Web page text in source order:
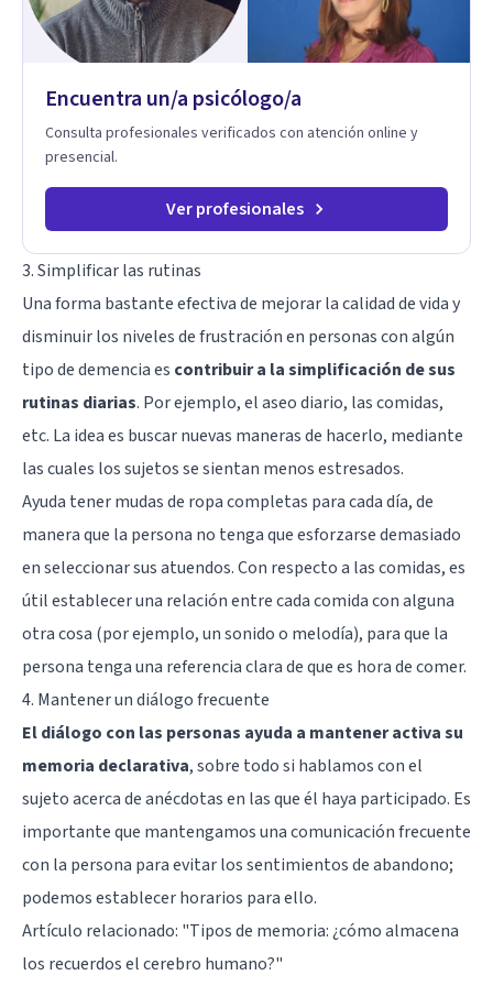
aplicables, con el propósito de impulsar un bienestar integral.
Encuentra un/a psicólogo/a
Consulta profesionales verificados con atención online y
presencial.
Ver profesionales
3. Simplificar las rutinas
Una forma bastante efectiva de mejorar la calidad de vida y
disminuir los niveles de frustración en personas con algún
tipo de demencia es contribuir a la simplificación de sus
rutinas diarias. Por ejemplo, el aseo diario, las comidas,
etc. La idea es buscar nuevas maneras de hacerlo, mediante
las cuales los sujetos se sientan menos estresados.
Ayuda tener mudas de ropa completas para cada día, de
manera que la persona no tenga que esforzarse demasiado
en seleccionar sus atuendos. Con respecto a las comidas, es
útil establecer una relación entre cada comida con alguna
otra cosa (por ejemplo, un sonido o melodía), para que la
persona tenga una referencia clara de que es hora de comer.
4. Mantener un diálogo frecuente
El diálogo con las personas ayuda a mantener activa su
memoria declarativa, sobre todo si hablamos con el
sujeto acerca de anécdotas en las que él haya participado. Es
importante que mantengamos una comunicación frecuente
con la persona para evitar los sentimientos de abandono;
podemos establecer horarios para ello.
Artículo relacionado: "Tipos de memoria: ¿cómo almacena
los recuerdos el cerebro humano?"